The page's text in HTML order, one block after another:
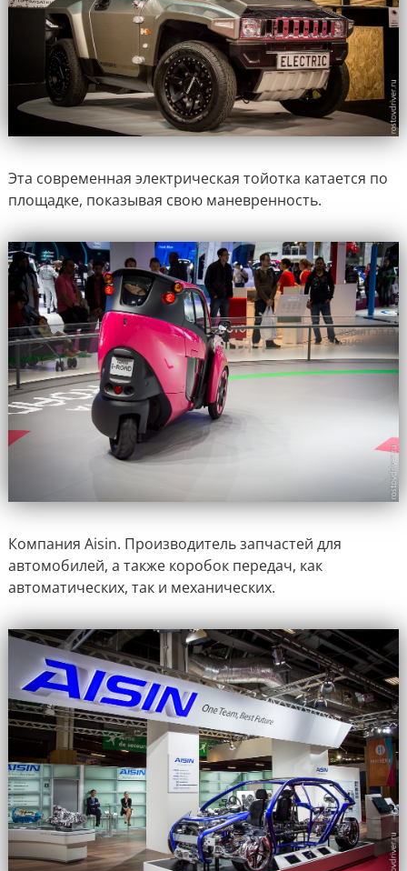
Эта современная электрическая тойотка катается по
площадке, показывая свою маневренность.
Компания Aisin. Производитель запчастей для
автомобилей, а также коробок передач, как
автоматических, так и механических.